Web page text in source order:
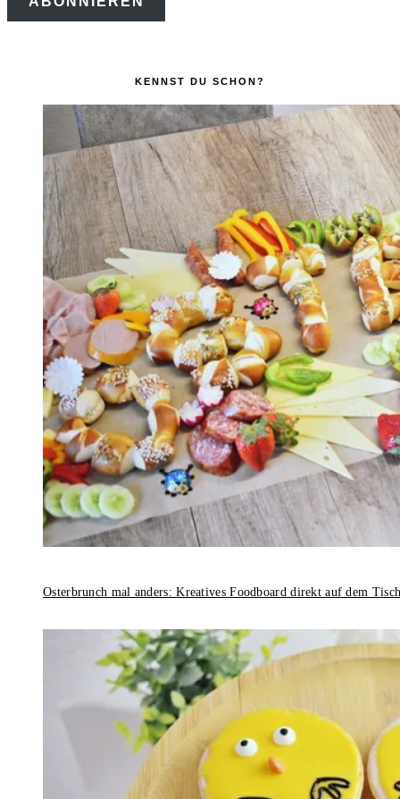
KENNST DU SCHON?
Osterbrunch mal anders: Kreatives Foodboard direkt auf dem